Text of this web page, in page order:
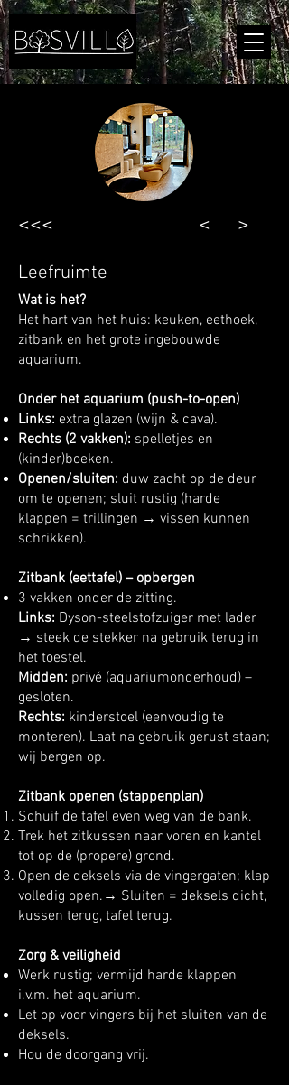
<<< < >
Leefruimte
Wat is het?
Het hart van het huis: keuken, eethoek,
zitbank en het grote ingebouwde
aquarium.
Onder het aquarium (push-to-open)
Links: extra glazen (wijn & cava).
Rechts (2 vakken): spelletjes en
(kinder)boeken.
Openen/sluiten: duw zacht op de deur
om te openen; sluit rustig (harde
klappen = trillingen → vissen kunnen
schrikken).
Zitbank (eettafel) – opbergen
3 vakken onder de zitting.
Links: Dyson-steelstofzuiger met lader
→ steek de stekker na gebruik terug in
het toestel.
Midden: privé (aquariumonderhoud) –
gesloten.
Rechts: kinderstoel (eenvoudig te
monteren). Laat na gebruik gerust staan;
wij bergen op.
Zitbank openen (stappenplan)
Schuif de tafel even weg van de bank.
Trek het zitkussen naar voren en kantel
tot op de (propere) grond.
Open de deksels via de vingergaten; klap
volledig open.→ Sluiten = deksels dicht,
kussen terug, tafel terug.
Zorg & veiligheid
Werk rustig; vermijd harde klappen
i.v.m. het aquarium.
Let op voor vingers bij het sluiten van de
deksels.
Hou de doorgang vrij.